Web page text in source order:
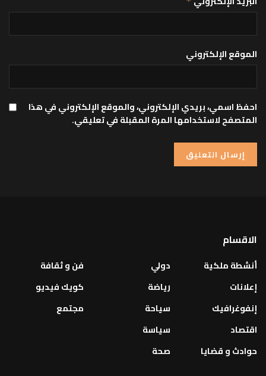
الموقع الإلكتروني
احفظ اسمي، بريدي الإلكتروني، والموقع الإلكتروني في هذا
المتصفح لاستخدامها المرة المقبلة في تعليقي.
الاقسام
أنشطة ملكية
إعلانات
إنفوغرافيك
اقتصاد
حوادث و قضايا
دولي
رياضة
سياحة
سياسة
صحة
فن و ثقافة
كويك فيديو
مجتمع